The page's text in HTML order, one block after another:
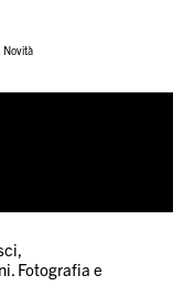
Novità
Fotografia e